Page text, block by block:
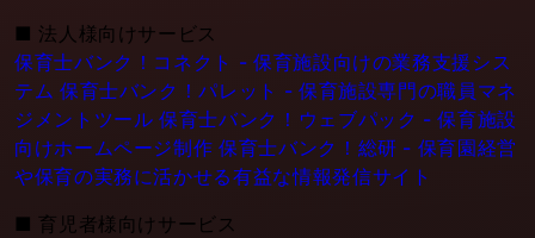
■ 法人様向けサービス
保育士バンク！コネクト - 保育施設向けの業務支援シス
テム 保育士バンク！パレット - 保育施設専門の職員マネ
ジメントツール 保育士バンク！ウェブパック - 保育施設
向けホームページ制作 保育士バンク！総研 - 保育園経営
や保育の実務に活かせる有益な情報発信サイト
■ 育児者様向けサービス